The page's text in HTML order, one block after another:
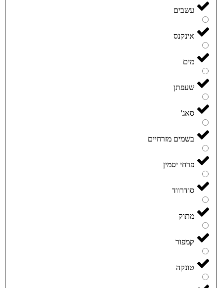
עשבים
אינקנס
מים
שעפתן
סאג'
בשמים מזרחיים
פרחי יסמין
סודרווד
מתוק
קמפור
טונקה